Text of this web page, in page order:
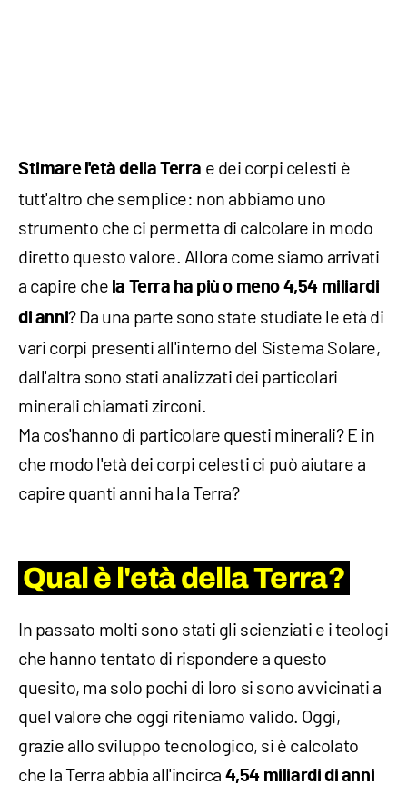
Stimare l'età della Terra e dei corpi celesti è
tutt'altro che semplice: non abbiamo uno
strumento che ci permetta di calcolare in modo
diretto questo valore. Allora come siamo arrivati
a capire che la Terra ha più o meno 4,54 miliardi
di anni? Da una parte sono state studiate le età di
vari corpi presenti all'interno del Sistema Solare,
dall'altra sono stati analizzati dei particolari
minerali chiamati zirconi.
Ma cos'hanno di particolare questi minerali? E in
che modo l'età dei corpi celesti ci può aiutare a
capire quanti anni ha la Terra?
Qual è l'età della Terra?
In passato molti sono stati gli scienziati e i teologi
che hanno tentato di rispondere a questo
quesito, ma solo pochi di loro si sono avvicinati a
quel valore che oggi riteniamo valido. Oggi,
grazie allo sviluppo tecnologico, si è calcolato
che la Terra abbia all'incirca 4,54 miliardi di anni